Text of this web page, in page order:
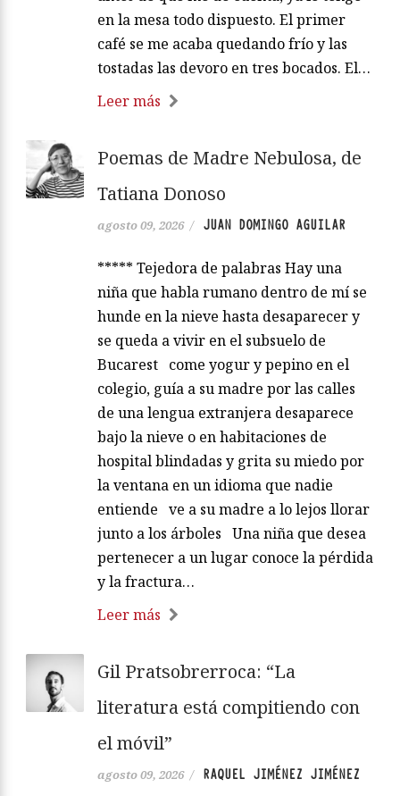
en la mesa todo dispuesto. El primer
café se me acaba quedando frío y las
tostadas las devoro en tres bocados. El…
Leer más
Poemas de Madre Nebulosa, de
Tatiana Donoso
agosto 09, 2026 / JUAN DOMINGO AGUILAR
***** Tejedora de palabras Hay una
niña que habla rumano dentro de mí se
hunde en la nieve hasta desaparecer y
se queda a vivir en el subsuelo de
Bucarest come yogur y pepino en el
colegio, guía a su madre por las calles
de una lengua extranjera desaparece
bajo la nieve o en habitaciones de
hospital blindadas y grita su miedo por
la ventana en un idioma que nadie
entiende ve a su madre a lo lejos llorar
junto a los árboles Una niña que desea
pertenecer a un lugar conoce la pérdida
y la fractura…
Leer más
Gil Pratsobrerroca: “La
literatura está compitiendo con
el móvil”
agosto 09, 2026 / RAQUEL JIMÉNEZ JIMÉNEZ